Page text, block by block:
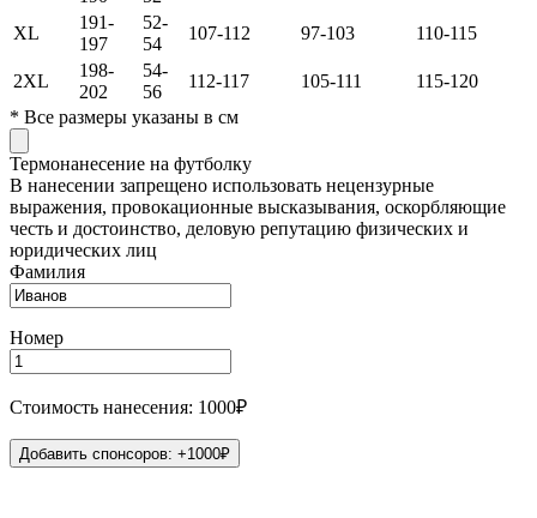
XL
191-
197
52-
54
107-112 97-103 110-115
2XL
198-
202
54-
56
112-117 105-111
115-120
* Все размеры указаны в см
Термонанесение на футболку
В нанесении запрещено использовать нецензурные
выражения, провокационные высказывания, оскорбляющие
честь и достоинство, деловую репутацию физических и
юридических лиц
Фамилия
Номер
Стоимость нанесения: 1000₽
Добавить спонсоров: +1000₽